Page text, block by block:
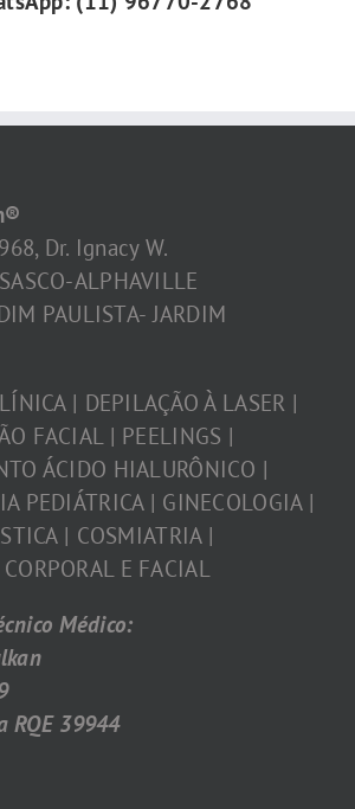
Dr. Ignacy W.
ALPHAVILLE
PAULISTA- JARDIM
| DEPILAÇÃO À LASER |
FACIAL | PEELINGS |
ÁCIDO HIALURÔNICO |
PEDIÁTRICA | GINECOLOGIA |
| COSMIATRIA |
E FACIAL
Médico:
RQE 39944